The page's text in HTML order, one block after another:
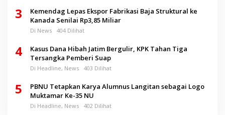
3
Kemendag Lepas Ekspor Fabrikasi Baja Struktural ke
Kanada Senilai Rp3,85 Miliar
Di News 404 Dilihat
4
Kasus Dana Hibah Jatim Bergulir, KPK Tahan Tiga
Tersangka Pemberi Suap
Di Headline, News 403 Dilihat
5
PBNU Tetapkan Karya Alumnus Langitan sebagai Logo
Muktamar Ke-35 NU
Di Headline, News 402 Dilihat